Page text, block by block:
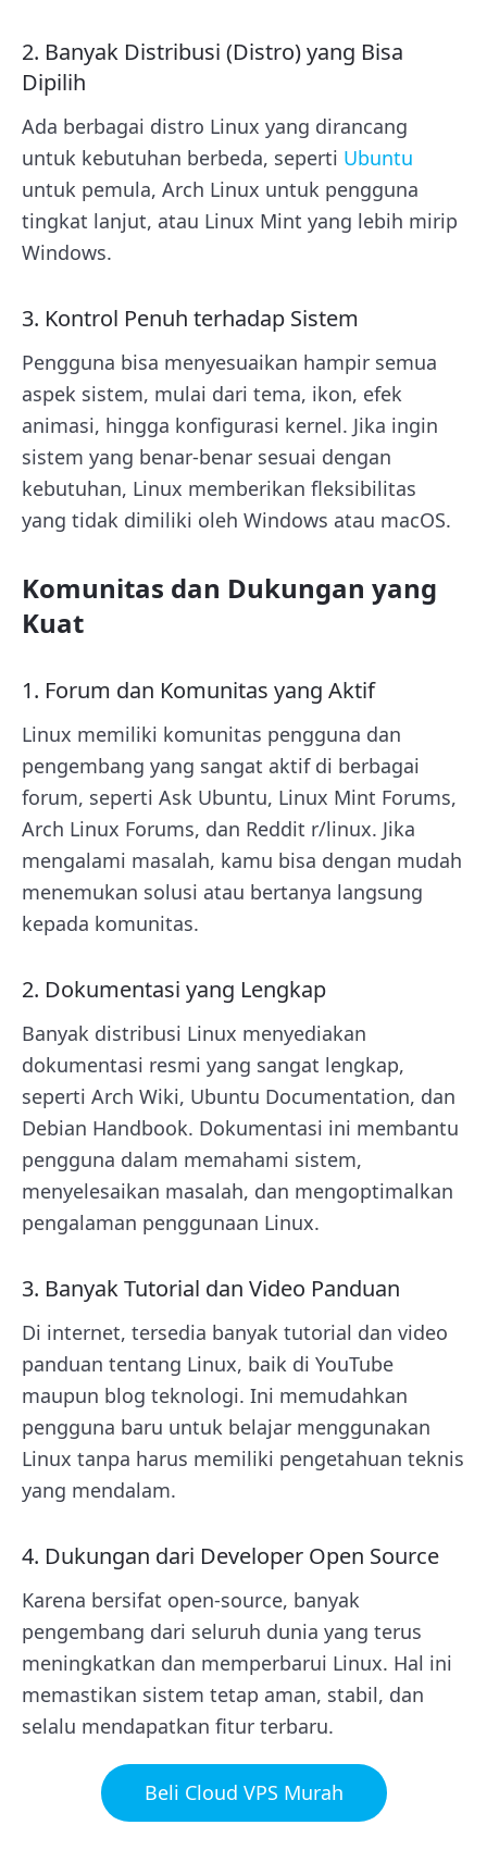
2. Banyak Distribusi (Distro) yang Bisa
Dipilih
Ada berbagai distro Linux yang dirancang
untuk kebutuhan berbeda, seperti Ubuntu
untuk pemula, Arch Linux untuk pengguna
tingkat lanjut, atau Linux Mint yang lebih mirip
Windows.
3. Kontrol Penuh terhadap Sistem
Pengguna bisa menyesuaikan hampir semua
aspek sistem, mulai dari tema, ikon, efek
animasi, hingga konfigurasi kernel. Jika ingin
sistem yang benar-benar sesuai dengan
kebutuhan, Linux memberikan fleksibilitas
yang tidak dimiliki oleh Windows atau macOS.
Komunitas dan Dukungan yang
Kuat
1. Forum dan Komunitas yang Aktif
Linux memiliki komunitas pengguna dan
pengembang yang sangat aktif di berbagai
forum, seperti Ask Ubuntu, Linux Mint Forums,
Arch Linux Forums, dan Reddit r/linux. Jika
mengalami masalah, kamu bisa dengan mudah
menemukan solusi atau bertanya langsung
kepada komunitas.
2. Dokumentasi yang Lengkap
Banyak distribusi Linux menyediakan
dokumentasi resmi yang sangat lengkap,
seperti Arch Wiki, Ubuntu Documentation, dan
Debian Handbook. Dokumentasi ini membantu
pengguna dalam memahami sistem,
menyelesaikan masalah, dan mengoptimalkan
pengalaman penggunaan Linux.
3. Banyak Tutorial dan Video Panduan
Di internet, tersedia banyak tutorial dan video
panduan tentang Linux, baik di YouTube
maupun blog teknologi. Ini memudahkan
pengguna baru untuk belajar menggunakan
Linux tanpa harus memiliki pengetahuan teknis
yang mendalam.
4. Dukungan dari Developer Open Source
Karena bersifat open-source, banyak
pengembang dari seluruh dunia yang terus
meningkatkan dan memperbarui Linux. Hal ini
memastikan sistem tetap aman, stabil, dan
selalu mendapatkan fitur terbaru.
Beli Cloud VPS Murah